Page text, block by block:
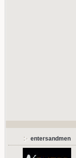
entersandmen